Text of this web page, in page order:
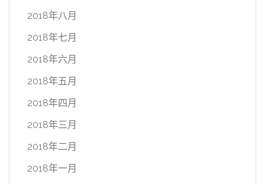
2018年八月
2018年七月
2018年六月
2018年五月
2018年四月
2018年三月
2018年二月
2018年一月